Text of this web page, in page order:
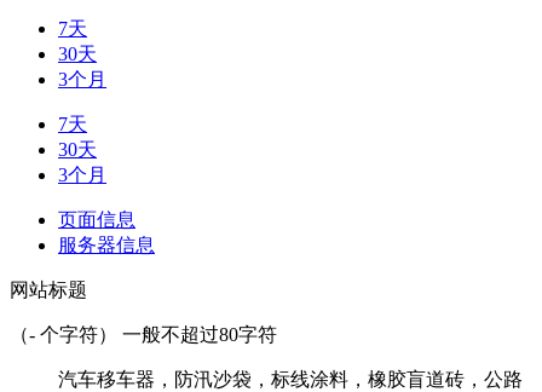
7天
30天
3个月
7天
30天
3个月
页面信息
服务器信息
网站标题
（- 个字符） 一般不超过80字符
汽车移车器，防汛沙袋，标线涂料，橡胶盲道砖，公路